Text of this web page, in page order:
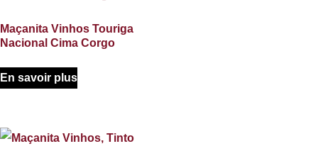
Maçanita Vinhos Touriga
Nacional Cima Corgo
En savoir plus